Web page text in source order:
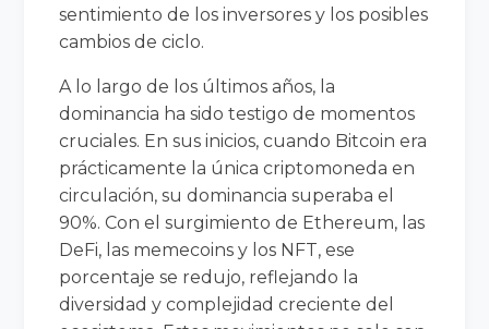
sentimiento de los inversores y los posibles
cambios de ciclo.
A lo largo de los últimos años, la
dominancia ha sido testigo de momentos
cruciales. En sus inicios, cuando Bitcoin era
prácticamente la única criptomoneda en
circulación, su dominancia superaba el
90%. Con el surgimiento de Ethereum, las
DeFi, las memecoins y los NFT, ese
porcentaje se redujo, reflejando la
diversidad y complejidad creciente del